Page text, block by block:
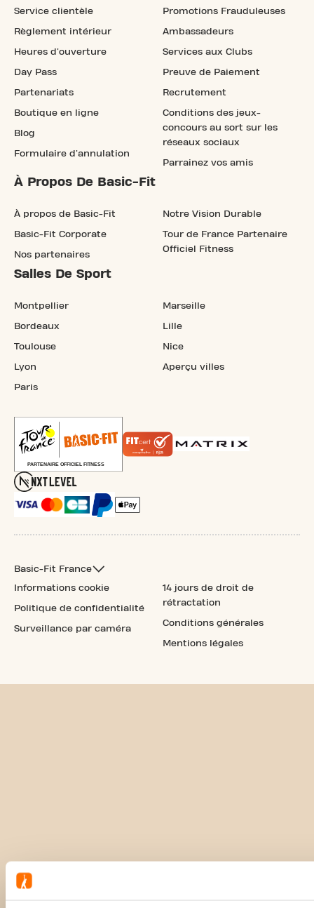
Service clientèle
Règlement intérieur
Heures d'ouverture
Day Pass
Partenariats
Boutique en ligne
Blog
Formulaire d'annulation
Promotions Frauduleuses
Ambassadeurs
Services aux Clubs
Preuve de Paiement
Recrutement
Conditions des jeux-
concours au sort sur les
réseaux sociaux
Parrainez vos amis
À Propos De Basic-Fit
À propos de Basic-Fit
Basic-Fit Corporate
Nos partenaires
Notre Vision Durable
Tour de France Partenaire
Officiel Fitness
Salles De Sport
Montpellier
Bordeaux
Toulouse
Lyon
Paris
Marseille
Lille
Nice
Aperçu villes
Basic-Fit France
Informations cookie
Politique de confidentialité
Surveillance par caméra
14 jours de droit de
rétractation
Conditions générales
Mentions légales